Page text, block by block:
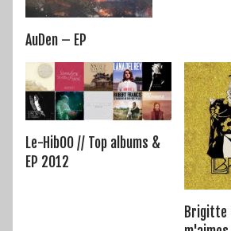
AuDen – EP
Le-HibOO // Top albums &
EP 2012
Brigitte